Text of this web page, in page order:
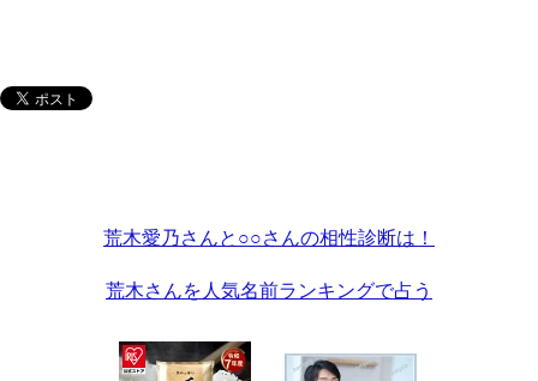
荒木愛乃さんと○○さんの相性診断は！
荒木さんを人気名前ランキングで占う